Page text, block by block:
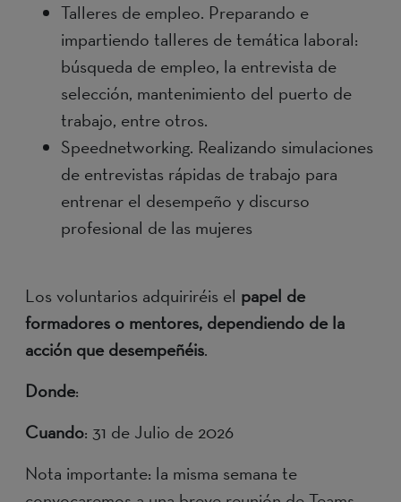
Talleres de empleo. Preparando e
impartiendo talleres de temática laboral:
búsqueda de empleo, la entrevista de
selección, mantenimiento del puerto de
trabajo, entre otros.
Speednetworking. Realizando simulaciones
de entrevistas rápidas de trabajo para
entrenar el desempeño y discurso
profesional de las mujeres
Los voluntarios adquiriréis el papel de
formadores o mentores, dependiendo de la
acción que desempeñéis.
Donde:
Cuando: 31 de Julio de 2026
Nota importante: la misma semana te